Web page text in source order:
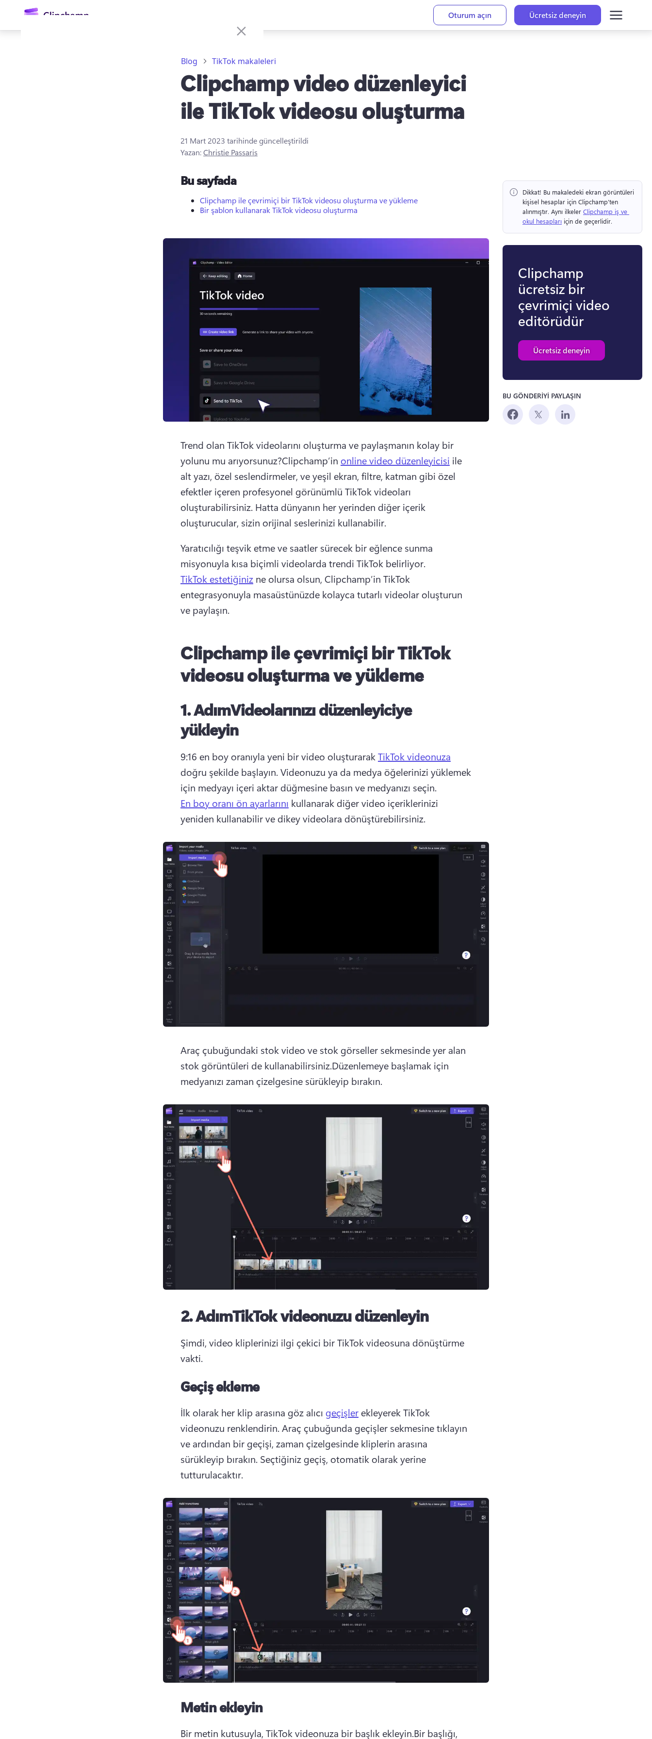
Oturum açın
Ücretsiz deneyin
Blog TikTok makaleleri
Clipchamp video düzenleyici
ile TikTok videosu oluşturma
21 Mart 2023 tarihinde güncelleştirildi
Yazan:Christie Passaris
Bu sayfada
Clipchamp ile çevrimiçi bir TikTok videosu oluşturma ve yükleme
Bir şablon kullanarak TikTok videosu oluşturma
Trend olan TikTok videolarını oluşturma ve paylaşmanın kolay bir
yolunu mu arıyorsunuz?Clipchamp’in online video düzenleyicisi ile
alt yazı, özel seslendirmeler, ve yeşil ekran, filtre, katman gibi özel
efektler içeren profesyonel görünümlü TikTok videoları
oluşturabilirsiniz. Hatta dünyanın her yerinden diğer içerik
oluşturucular, sizin orijinal seslerinizi kullanabilir.
Yaratıcılığı teşvik etme ve saatler sürecek bir eğlence sunma
misyonuyla kısa biçimli videolarda trendi TikTok belirliyor.
TikTok estetiğiniz ne olursa olsun, Clipchamp’in TikTok
entegrasyonuyla masaüstünüzde kolayca tutarlı videolar oluşturun
ve paylaşın.
Clipchamp ile çevrimiçi bir TikTok
videosu oluşturma ve yükleme
1. AdımVideolarınızı düzenleyiciye
yükleyin
9:16 en boy oranıyla yeni bir video oluşturarak TikTok videonuza
doğru şekilde başlayın. Videonuzu ya da medya öğelerinizi yüklemek
için medyayı içeri aktar düğmesine basın ve medyanızı seçin.
En boy oranı ön ayarlarını kullanarak diğer video içeriklerinizi
yeniden kullanabilir ve dikey videolara dönüştürebilirsiniz.
Araç çubuğundaki stok video ve stok görseller sekmesinde yer alan
stok görüntüleri de kullanabilirsiniz.Düzenlemeye başlamak için
medyanızı zaman çizelgesine sürükleyip bırakın.
2. AdımTikTok videonuzu düzenleyin
Şimdi, video kliplerinizi ilgi çekici bir TikTok videosuna dönüştürme
vakti.
Geçiş ekleme
İlk olarak her klip arasına göz alıcı geçişler ekleyerek TikTok
videonuzu renklendirin. Araç çubuğunda geçişler sekmesine tıklayın
ve ardından bir geçişi, zaman çizelgesinde kliplerin arasına
sürükleyip bırakın. Seçtiğiniz geçiş, otomatik olarak yerine
tutturulacaktır.
Metin ekleyin
Bir metin kutusuyla, TikTok videonuza bir başlık ekleyin.Bir başlığı,
Dikkat! Bu makaledeki ekran görüntüleri
kişisel hesaplar için Clipchamp'ten
alınmıştır. Aynı ilkeler Clipchamp iş ve
okul hesapları için de geçerlidir.
Clipchamp
ücretsiz bir
çevrimiçi video
editörüdür
Ücretsiz deneyin
BU GÖNDERİYİ PAYLAŞIN